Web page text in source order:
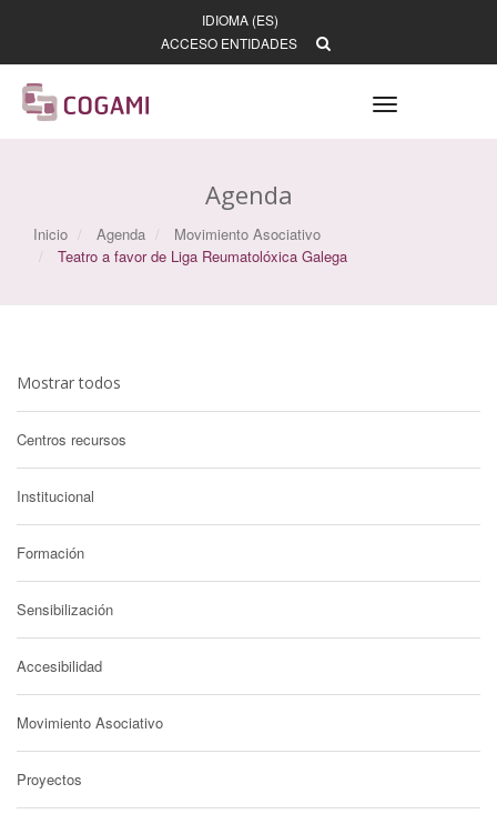
IDIOMA (ES)
ACCESO ENTIDADES
Toggle
Agenda
Inicio Agenda
Movimiento Asociativo
Teatro a favor de Liga Reumatolóxica Galega
Mostrar todos
Centros recursos
Institucional
Formación
Sensibilización
Accesibilidad
Movimiento Asociativo
Proyectos